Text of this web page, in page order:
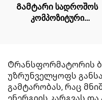
Გამტარი სადროშოს
კომპოზიტური
Ტრანსფორმატორის
უზრუნველყოფს
გამტარობას, რაც